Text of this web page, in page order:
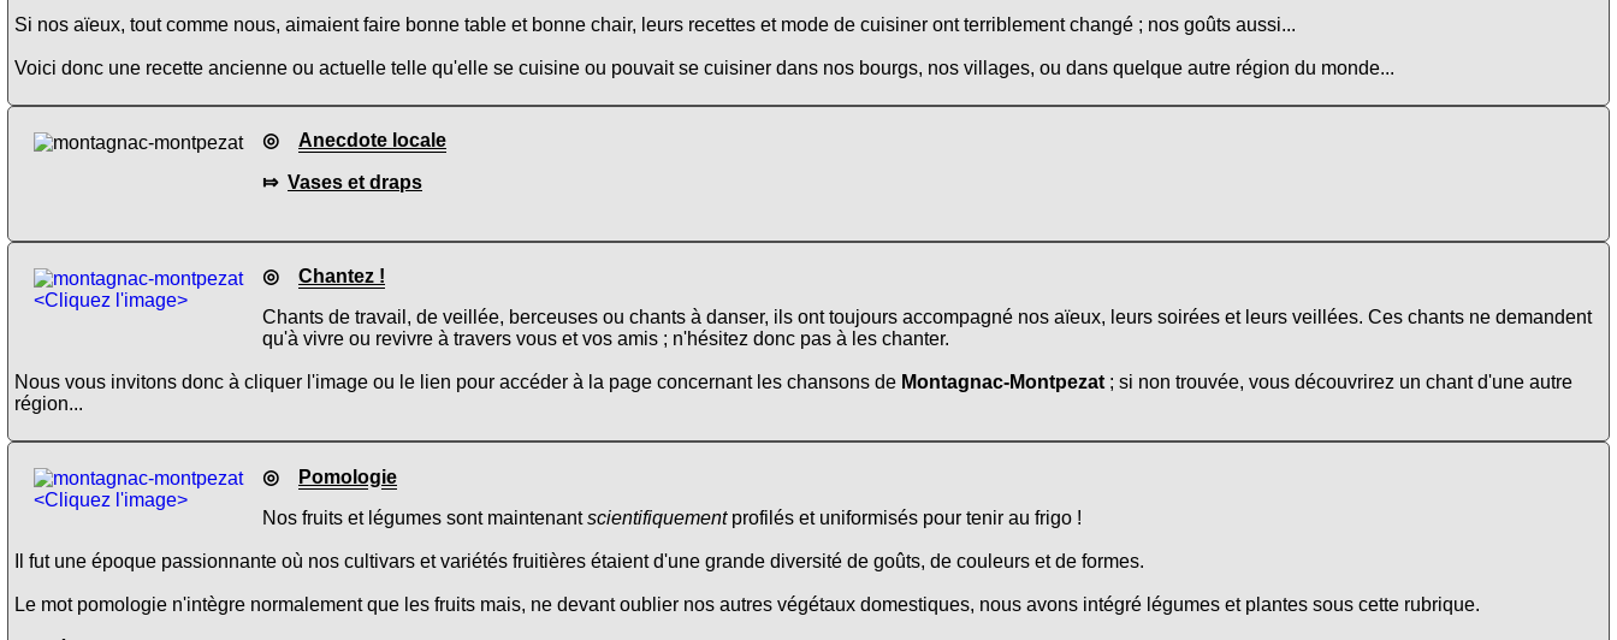
Si nos aïeux, tout comme nous, aimaient faire bonne table et bonne chair, leurs recettes et mode de cuisiner ont terriblement changé ; nos goûts aussi...
Voici donc une recette ancienne ou actuelle telle qu'elle se cuisine ou pouvait se cuisiner dans nos bourgs, nos villages, ou dans quelque autre région du monde...
◎ Anecdote locale
⤇ Vases et draps
<Cliquez l'image>
◎ Chantez !
Chants de travail, de veillée, berceuses ou chants à danser, ils ont toujours accompagné nos aïeux, leurs soirées et leurs veillées. Ces chants ne demandent
qu'à vivre ou revivre à travers vous et vos amis ; n'hésitez donc pas à les chanter.
Nous vous invitons donc à cliquer l'image ou le lien pour accéder à la page concernant les chansons de Montagnac-Montpezat ; si non trouvée, vous découvrirez un chant d'une autre
région...
<Cliquez l'image>
◎
Pomologie
Nos fruits et légumes sont maintenantscientifiquementprofilés et uniformisés pour tenir au frigo !
Il fut une époque passionnante où nos cultivars et variétés fruitières étaient d'une grande diversité de goûts, de couleurs et de formes.
Le mot pomologie n'intègre normalement que les fruits mais, ne devant oublier nos autres végétaux domestiques, nous avons intégré légumes et plantes sous cette rubrique.